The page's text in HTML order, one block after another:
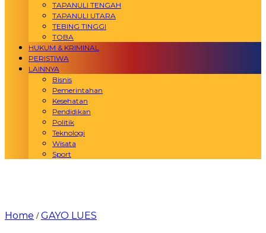
TAPANULI TENGAH
TAPANULI UTARA
TEBING TINGGI
TOBA
HUKUM & KRIMINAL
PERISTIWA
LAINNYA
Bisnis
Pemerintahan
Kesehatan
Pendidikan
Politik
Teknologi
Wisata
Sport
Home /GAYO LUES